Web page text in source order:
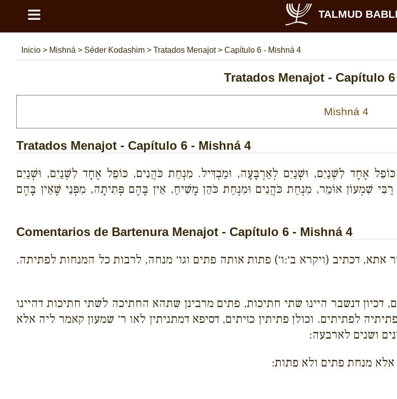
≡ TALMUD BABLI
Inicio > Mishná > Séder Kodashim > Tratados Menajot> Capítulo 6 - Mishná 4
Tratados Menajot - Capítulo
Tratados Menajot - Capítulo 6 - Mishná 4
אֶחָד לִשְׁנַיִם, וּשְׁנַיִם לְאַרְבָּעָה, וּמַבְדִּיל. מִנְחַת כֹּהֲנִים, כּוֹפֵל אֶחָד לִשְׁנַיִם, וּשְׁנַיִם
שִׁמְעוֹן אוֹמֵר, מִנְחַת כֹּהֲנִים וּמִנְחַת כֹּהֵן מָשִׁיחַ, אֵין בָּהֶם פְּתִיתָה, מִפְּנֵי שֶׁאֵין בָּהֶם
Comentarios de Bartenura Menajot - Capítulo 6 - Mishná 4
דכתיב (ויקרא ב׳:ו׳) פתות אותה פתים וגו׳ מנחה, לרבות כל המנחות לפתיתה.
דכיון דנשבר היינו שתי חתיכות, פתים מרבינן שתהא החתיכה לשתי חתיכות דהיינו
לפתיתים. וכולן פתיתין כזיתים, דסיפא דמתניתין לאו ר׳ שמעון קאמר ליה אלא
ושנים לארבעה:
מנחת פתים ולא פתות: